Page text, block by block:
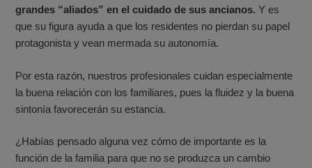
grandes “aliados” en el cuidado de sus ancianos.Y es
que su figura ayuda a que los residentes no pierdan su papel
protagonista y vean mermada su autonomía.
Por esta razón, nuestros profesionales cuidan especialmente
la buena relación con los familiares, pues la fluidez y la buena
sintonía favorecerán su estancia.
¿Habías pensado alguna vez cómo de importante es la
función de la familia para que no se produzca un cambio